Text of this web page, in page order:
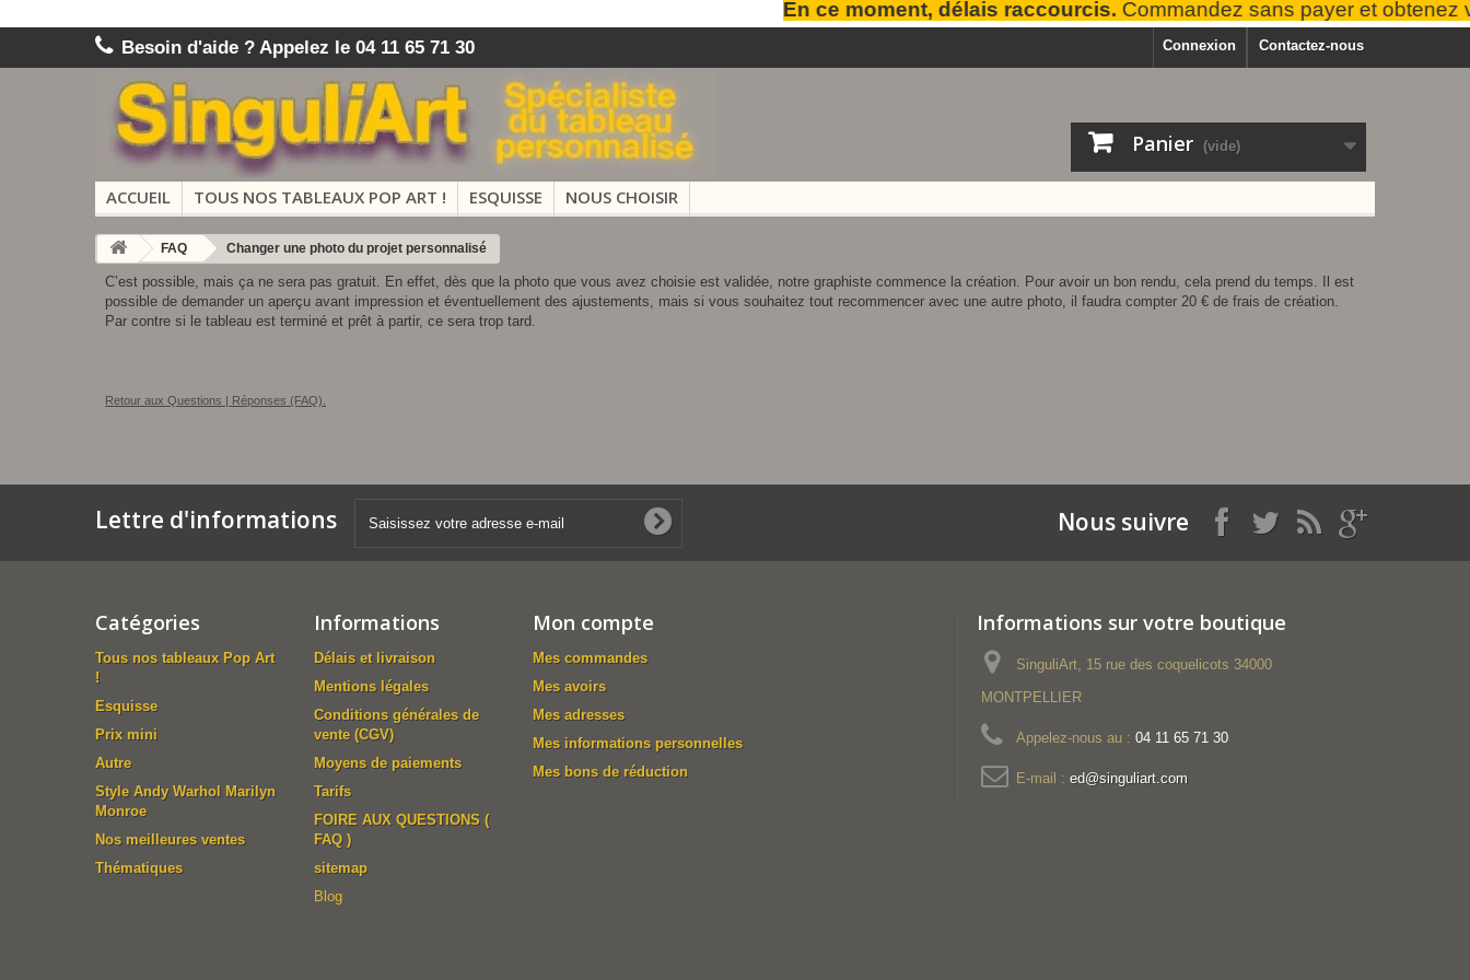
En ce moment, délais raccourcis.Commandez sans payer et obtenez
Contactez-nous
Besoin d'aide ? Appelez le 04 11 65 71 30 Connexion
Panier (vide)
ACCUEIL TOUS NOS TABLEAUX POP ART ! ESQUISSE NOUS CHOISIR
FAQ Changer une photo du projet personnalisé
C’est possible, mais ça ne sera pas gratuit. En effet, dès que la photo que vous avez choisie est validée, notre graphiste commence la création. Pour avoir un bon rendu, cela prend du temps. Il est
possible de demander un aperçu avant impression et éventuellement des ajustements, mais si vous souhaitez tout recommencer avec une autre photo, il faudra compter 20 € de frais de création.
Par contre si le tableau est terminé et prêt à partir, ce sera trop tard.
Retour aux Questions | Réponses (FAQ).
Lettre d'informations Nous suivre
Catégories
Tous nos tableaux Pop Art
!
Esquisse
Prix mini
Autre
Style Andy Warhol Marilyn
Monroe
Nos meilleures ventes
Thématiques
Informations
Délais et livraison
Mentions légales
Conditions générales de
vente (CGV)
Moyens de paiements
Tarifs
FOIRE AUX QUESTIONS (
FAQ )
sitemap
Blog
Mon compte
Mes commandes
Mes avoirs
Mes adresses
Mes informations personnelles
Mes bons de réduction
Informations sur votre boutique
SinguliArt, 15 rue des coquelicots 34000
MONTPELLIER
Appelez-nous au : 04 11 65 71 30
E-mail : ed@singuliart.com